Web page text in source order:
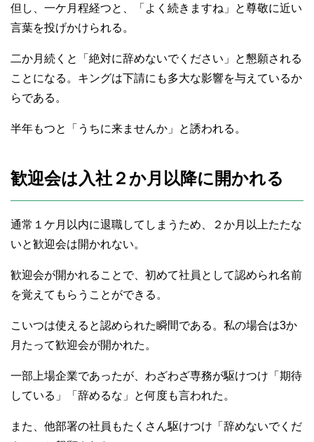
但し、一ケ月程経つと、「よく続きますね」と尊敬に近い
言葉を投げかけられる。
二か月続くと「絶対に辞めないでください」と懇願される
ことになる。キングは下請にも多大な影響を与えているか
らである。
半年もつと「うちに来ませんか」と誘われる。
歓迎会は入社２か月以降に開かれる
通常１ケ月以内に退職してしまうため、２か月以上たたな
いと歓迎会は開かれない。
歓迎会が開かれることで、初めて社員として認められ名前
を覚えてもらうことができる。
こいつは使えると認められた瞬間である。私の場合は3か
月たって歓迎会が開かれた。
一部上場企業であったが、わざわざ専務が駆けつけ「期待
している」「辞めるな」と何度も言われた。
また、他部署の社員もたくさん駆けつけ「辞めないでくだ